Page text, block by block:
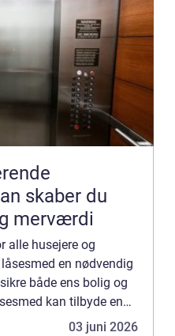
skaber du
merværdi
alle husejere og
en nødvendig
både ens bolig og
kan tilbyde en
03 juni 2026